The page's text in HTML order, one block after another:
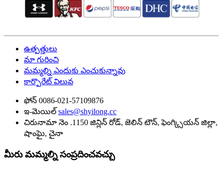
ఉత్పత్తులు
మా గురించి
మమ్మల్ని ఎందుకు ఎంచుకున్నావు
కార్పొరేట్ విలువ
ఫోన్ 0086-021-57109876
ఇ-మెయిల్ sales@shyilong.cc
చిరునామా నెం .1150 జిన్లిన్ రోడ్, జెలిన్ టౌన్, ఫెంగ్క్సియన్ జిల్లా,
షాంఘై, చైనా
మీరు మమ్మల్ని సంప్రదించవచ్చు